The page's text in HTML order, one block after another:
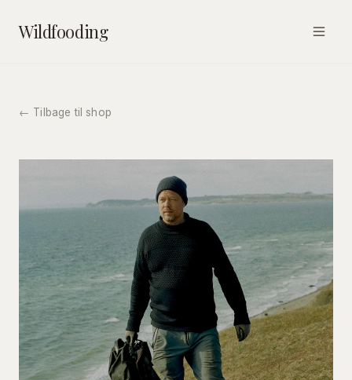
Wildfooding
← Tilbage til shop